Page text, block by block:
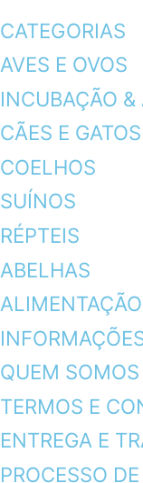
CATEGORIAS
AVES E OVOS
INCUBAÇÃO &
CÃES E GATOS
COELHOS
SUÍNOS
RÉPTEIS
ABELHAS
ALIMENTAÇÃO
QUEM SOMOS
TERMOS E
ENTREGA E
PROCESSO